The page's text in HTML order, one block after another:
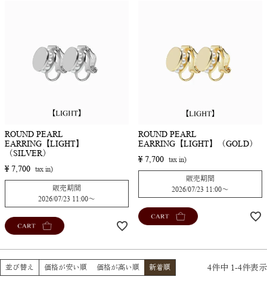
ROUND PEARL
EARRING【LIGHT】
（SILVER）
¥ 7,700
販売期間
2026/07/23 11:00〜
CART
ROUND PEARL
EARRING【LIGHT】（GOLD）
¥ 7,700
販売期間
2026/07/23 11:00〜
CART
並び替え 価格が安い順 価格が高い順 新着順 4件中 1-4件表示